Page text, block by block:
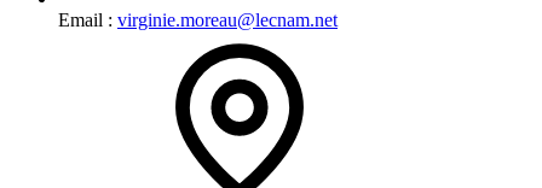
Email : virginie.moreau@lecnam.net